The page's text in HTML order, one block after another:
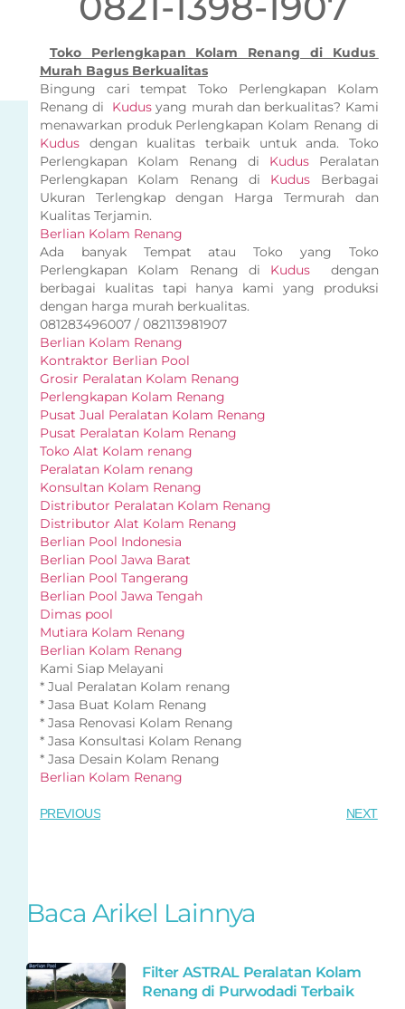
Toko Perlengkapan Kolam Renang di Kudus
Murah Bagus Berkualitas
Bingung cari tempat Toko Perlengkapan Kolam
Renang di Kudusyang murah dan berkualitas? Kami
menawarkan produk Perlengkapan Kolam Renang di
Kudusdengan kualitas terbaik untuk anda. Toko
Perlengkapan Kolam Renang di KudusPeralatan
Perlengkapan Kolam Renang di Kudus Berbagai
Ukuran Terlengkap dengan Harga Termurah dan
Kualitas Terjamin.
Berlian Kolam Renang
Ada banyak Tempat atau Toko yang Toko
Perlengkapan Kolam Renang di Kudus
dengan
berbagai kualitas tapi hanya kami yang produksi
dengan harga murah berkualitas.
081283496007 / 082113981907
Berlian Kolam Renang
Kontraktor Berlian Pool
Grosir Peralatan Kolam Renang
Perlengkapan Kolam Renang
Pusat Jual Peralatan Kolam Renang
Pusat Peralatan Kolam Renang
Toko Alat Kolam renang
Peralatan Kolam renang
Konsultan Kolam Renang
Distributor Peralatan Kolam Renang
Distributor Alat Kolam Renang
Berlian Pool Indonesia
Berlian Pool Jawa Barat
Berlian Pool Tangerang
Berlian Pool Jawa Tengah
Dimas pool
Mutiara Kolam Renang
Berlian Kolam Renang
Kami Siap Melayani
* Jual Peralatan Kolam renang
* Jasa Buat Kolam Renang
* Jasa Renovasi Kolam Renang
* Jasa Konsultasi Kolam Renang
* Jasa Desain Kolam Renang
Berlian Kolam Renang
PREVIOUS NEXT
Baca Arikel Lainnya
Filter ASTRAL Peralatan Kolam
Renang di Purwodadi Terbaik